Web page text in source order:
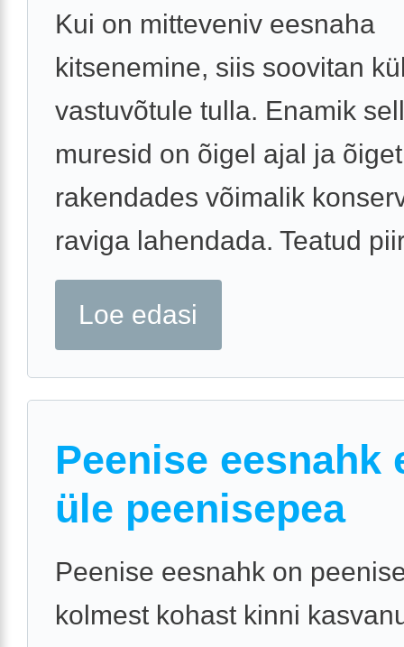
Kui on mitteveniv eesnaha
kitsenemine, siis soovitan
vastuvõtule tulla. Enamik
muresid on õigel ajal ja
rakendades võimalik
raviga lahendada. Teatud
Loe edasi
Peenise eesnahk
üle peenisepea
Peenise eesnahk on
kolmest kohast kinni